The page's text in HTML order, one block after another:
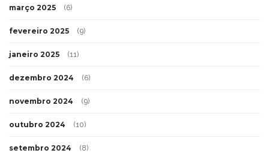
março 2025 (6)
fevereiro 2025 (9)
janeiro 2025 (11)
dezembro 2024 (6)
novembro 2024 (9)
outubro 2024 (10)
setembro 2024 (8)